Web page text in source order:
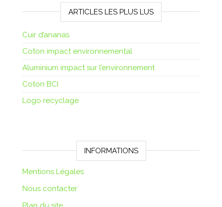
ARTICLES LES PLUS LUS
Cuir d’ananas
Coton impact environnemental
Aluminium impact sur l’environnement
Coton BCI
Logo recyclage
INFORMATIONS
Mentions Légales
Nous contacter